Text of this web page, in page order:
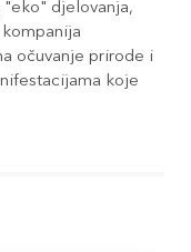
"eko" djelovanja,
očuvanje prirode i
koje